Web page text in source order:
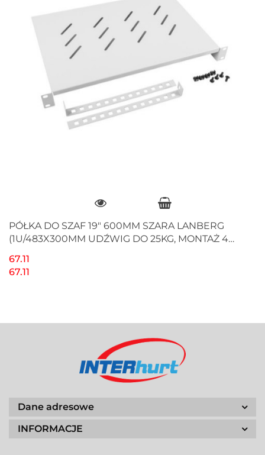
PÓŁKA DO SZAF 19" 600MM SZARA LANBERG
(1U/483X300MM UDŹWIG DO 25KG, MONTAŻ 4
67.11
67.11
Dane adresowe
INFORMACJE